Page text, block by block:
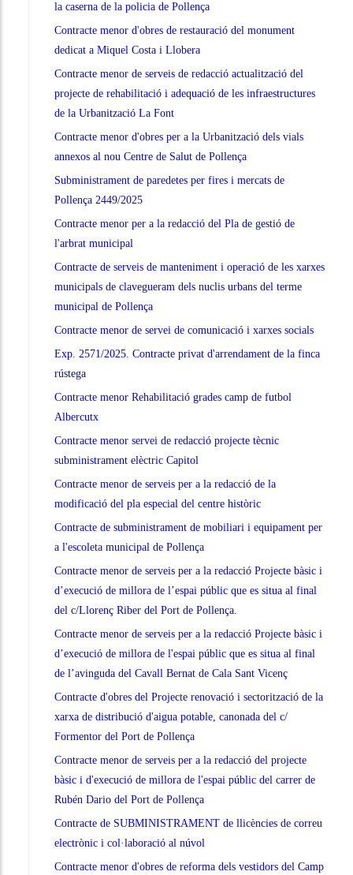
la caserna de la policia de Pollença
Contracte menor d'obres de restauració del monument
dedicat a Miquel Costa i Llobera
Contracte menor de serveis de redacció actualització del
projecte de rehabilitació i adequació de les infraestructures
de la Urbanització La Font
Contracte menor d'obres per a la Urbanització dels vials
annexos al nou Centre de Salut de Pollença
Subministrament de paredetes per fires i mercats de
Pollença 2449/2025
Contracte menor per a la redacció del Pla de gestió de
l'arbrat municipal
Contracte de serveis de manteniment i operació de les xarxes
municipals de clavegueram dels nuclis urbans del terme
municipal de Pollença
Contracte menor de servei de comunicació i xarxes socials
Exp. 2571/2025. Contracte privat d'arrendament de la finca
rústega
Contracte menor Rehabilitació grades camp de futbol
Albercutx
Contracte menor servei de redacció projecte tècnic
subministrament elèctric Capitol
Contracte menor de serveis per a la redacció de la
modificació del pla especial del centre històric
Contracte de subministrament de mobiliari i equipament per
a l'escoleta municipal de Pollença
Contracte menor de serveis per a la redacció Projecte bàsic i
d’execució de millora de l’espai públic que es situa al final
del c/Llorenç Riber del Port de Pollença.
Contracte menor de serveis per a la redacció Projecte bàsic i
d’execució de millora de l'espai públic que es situa al final
de l’avinguda del Cavall Bernat de Cala Sant Vicenç
Contracte d'obres del Projecte renovació i sectorització de la
xarxa de distribució d'aigua potable, canonada del c/
Formentor del Port de Pollença
Contracte menor de serveis per a la redacció del projecte
bàsic i d'execució de millora de l'espai públic del carrer de
Rubén Dario del Port de Pollença
Contracte de SUBMINISTRAMENT de llicències de correu
electrònic i col·laboració al núvol
Contracte menor d'obres de reforma dels vestidors del Camp